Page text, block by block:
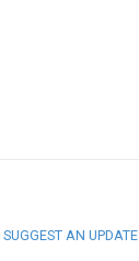
SUGGEST AN UPDATE